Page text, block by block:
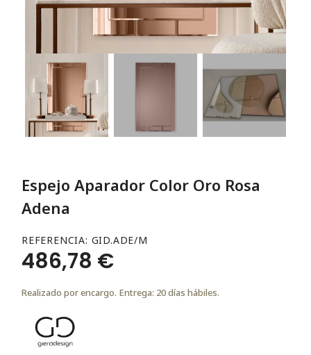
Espejo Aparador Color Oro Rosa
Adena
REFERENCIA GID.ADE/M
486,78 €
Realizado por encargo. Entrega: 20 días hábiles.